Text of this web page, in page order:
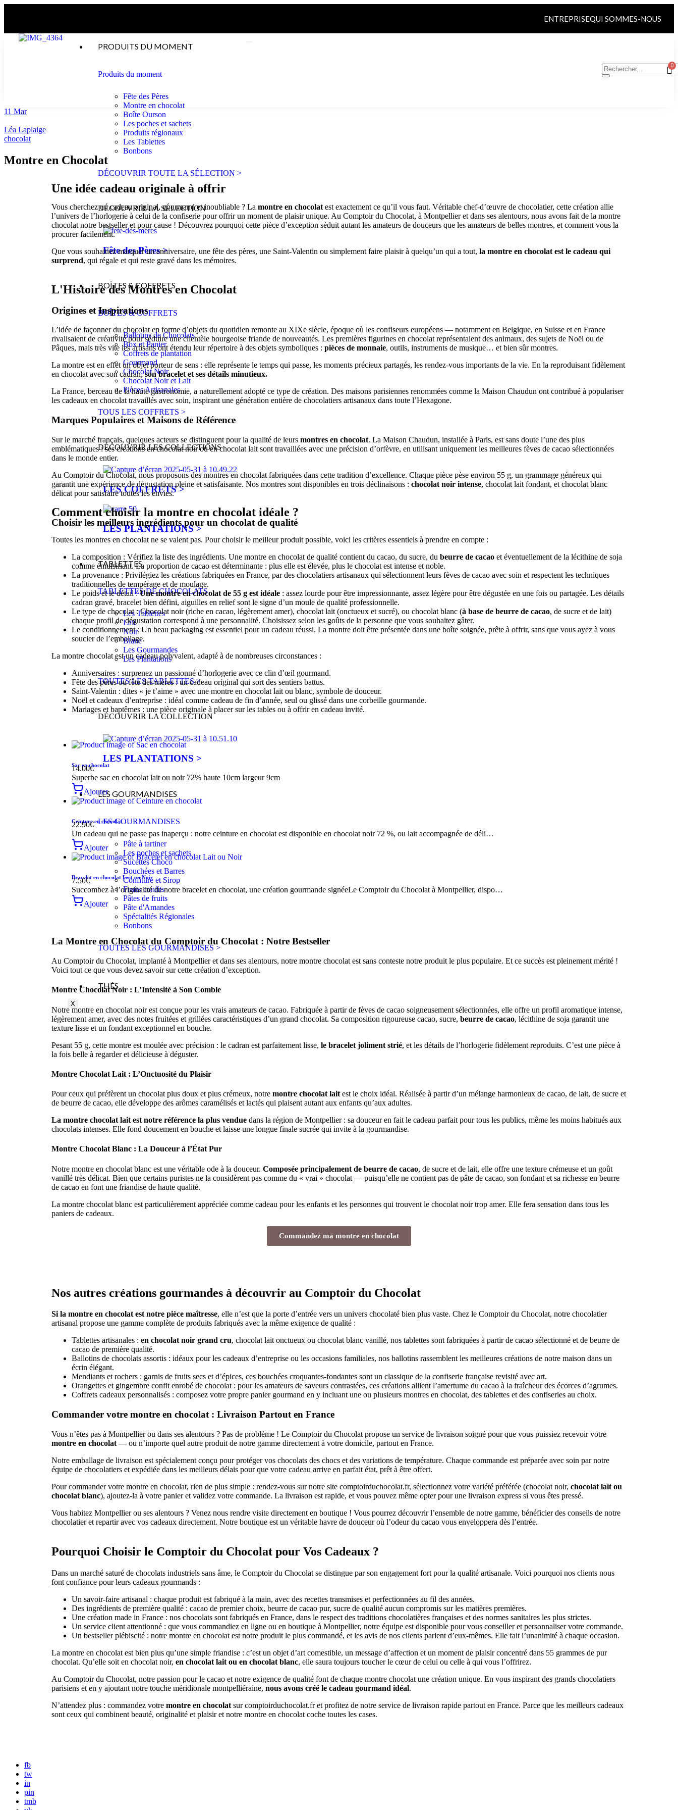
ENTREPRISEQUI SOMMES-NOUS
PRODUITS DU MOMENT
Produits du moment
Fête des Pères
Montre en chocolat
Boîte Ourson
Les poches et sachets
Produits régionaux
Les Tablettes
Bonbons
DÉCOUVRIR TOUTE LA SÉLECTION >
DÉCOUVRIR LA SÉLECTION
Fête des Pères >
BOÎTES & COFFRETS
BOÎTES & COFFRETS
Ballotins de Chocolats
Box et Panier
Coffrets de plantation
Gourmand
Chocolat Noir
Chocolat Noir et Lait
Pièces Artisanales
TOUS LES COFFRETS >
DÉCOUVRIR LES COLLECTIONS
LES COFFRETS >
LES PLANTATIONS >
TABLETTES
TABLETTES DE CHOCOLATS
Les Tablettes
Lait
Noir
Blanc
Les Gourmandes
Les Plantations
TOUTES LES TABLETTES >
DÉCOUVRIR LA COLLECTION
LES PLANTATIONS >
LES GOURMANDISES
LES GOURMANDISES
Pâte à tartiner
Les poches et sachets
Sucettes Choco
Bouchées et Barres
Confiture et Sirop
Fruits confits
Pâtes de fruits
Pâte d'Amandes
Spécialités Régionales
Bonbons
TOUTES LES GOURMANDISES >
THÉS
X
11 Mar
Léa Laplaige
chocolat
Montre en Chocolat
Une idée cadeau originale à offrir
Vous cherchez un cadeau original, gourmand et inoubliable ? La montre en chocolat est exactement ce qu’il vous faut. Véritable chef-d’œuvre de chocolatier, cette création allie
l’univers de l’horlogerie à celui de la confiserie pour offrir un moment de plaisir unique. Au Comptoir du Chocolat, à Montpellier et dans ses alentours, nous avons fait de la montre
chocolat notre bestseller et pour cause ! Découvrez pourquoi cette pièce d’exception séduit autant les amateurs de douceurs que les amateurs de belles montres, et comment vous la
procurer facilement.
Que vous souhaitiez marquer un anniversaire, une fête des pères, une Saint-Valentin ou simplement faire plaisir à quelqu’un qui a tout, la montre en chocolat est le cadeau qui
surprend, qui régale et qui reste gravé dans les mémoires.
L'Histoire des Montres en Chocolat
Origines et Inspirations
L’idée de façonner du chocolat en forme d’objets du quotidien remonte au XIXe siècle, époque où les confiseurs européens — notamment en Belgique, en Suisse et en France
rivalisaient de créativité pour séduire une clientèle bourgeoise friande de nouveautés. Les premières figurines en chocolat représentaient des animaux, des sujets de Noël ou de
Pâques, mais très vite les artisans ont étendu leur répertoire à des objets symboliques : pièces de monnaie, outils, instruments de musique… et bien sûr montres.
La montre est en effet un objet porteur de sens : elle représente le temps qui passe, les moments précieux partagés, les rendez-vous importants de la vie. En la reproduisant fidèlement
en chocolat avec son cadran,son bracelet et ses détails minutieux.
La France, berceau de la haute gastronomie, a naturellement adopté ce type de création. Des maisons parisiennes renommées comme la Maison Chaudun ont contribué à populariser
les cadeaux en chocolat travaillés avec soin, inspirant une génération entière de chocolatiers artisanaux dans toute l’Hexagone.
Marques Populaires et Maisons de Référence
Sur le marché français, quelques acteurs se distinguent pour la qualité de leurs montres en chocolat. La Maison Chaudun, installée à Paris, est sans doute l’une des plus
emblématiques : ses créations en chocolat noir ou en chocolat lait sont travaillées avec une précision d’orfèvre, en utilisant uniquement les meilleures fèves de cacao sélectionnées
dans le monde entier.
Au Comptoir du Chocolat, nous proposons des montres en chocolat fabriquées dans cette tradition d’excellence. Chaque pièce pèse environ 55 g, un grammage généreux qui
garantit une expérience de dégustation pleine et satisfaisante. Nos montres sont disponibles en trois déclinaisons : chocolat noir intense, chocolat lait fondant, et chocolat blanc
délicat pour satisfaire toutes les envies.
Comment choisir la montre en chocolat idéale ?
Choisir les meilleurs ingrédients pour un chocolat de qualité
Toutes les montres en chocolat ne se valent pas. Pour choisir le meilleur produit possible, voici les critères essentiels à prendre en compte :
La composition : Vérifiez la liste des ingrédients. Une montre en chocolat de qualité contient du cacao, du sucre, du beurre de cacao et éventuellement de la lécithine de soja
comme émulsifiant. La proportion de cacao est déterminante : plus elle est élevée, plus le chocolat est intense et noble.
La provenance : Privilégiez les créations fabriquées en France, par des chocolatiers artisanaux qui sélectionnent leurs fèves de cacao avec soin et respectent les techniques
traditionnelles de tempérage et de moulage.
Le poids et le détail :Une montre en chocolat de 55 g est idéale : assez lourde pour être impressionnante, assez légère pour être dégustée en une fois ou partagée. Les détails
cadran gravé, bracelet bien défini, aiguilles en relief sont le signe d’un moule de qualité professionnelle.
Le type de chocolat : Chocolat noir (riche en cacao, légèrement amer), chocolat lait (onctueux et sucré), ou chocolat blanc (à base de beurre de cacao, de sucre et de lait)
chaque profil de dégustation correspond à une personnalité. Choisissez selon les goûts de la personne que vous souhaitez gâter.
Le conditionnement : Un beau packaging est essentiel pour un cadeau réussi. La montre doit être présentée dans une boîte soignée, prête à offrir, sans que vous ayez à vous
soucier de l’emballage.
La montre chocolat est un cadeau polyvalent, adapté à de nombreuses circonstances :
Anniversaires : surprenez un passionné d’horlogerie avec ce clin d’œil gourmand.
Fête des pères ou fête des mères : un cadeau original qui sort des sentiers battus.
Saint-Valentin : dites « je t’aime » avec une montre en chocolat lait ou blanc, symbole de douceur.
Noël et cadeaux d’entreprise : idéal comme cadeau de fin d’année, seul ou glissé dans une corbeille gourmande.
Mariages et baptêmes : une pièce originale à placer sur les tables ou à offrir en cadeau invité.
Sac en chocolat
14.00€
Superbe sac en chocolat lait ou noir 72% haute 10cm largeur 9cm
Ajouter
Ceinture en chocolat
22.90€
Un cadeau qui ne passe pas inaperçu : notre ceinture en chocolat est disponible en chocolat noir 72 %, ou lait accompagnée de déli…
Ajouter
Bracelet en chocolat Lait ou Noir
7.50€
Succombez à l’originalité de notre bracelet en chocolat, une création gourmande signéeLe Comptoir du Chocolat à Montpellier, dispo…
Ajouter
La Montre en Chocolat du Comptoir du Chocolat : Notre Bestseller
Au Comptoir du Chocolat, implanté à Montpellier et dans ses alentours, notre montre chocolat est sans conteste notre produit le plus populaire. Et ce succès est pleinement mérité !
Voici tout ce que vous devez savoir sur cette création d’exception.
Montre Chocolat Noir : L’Intensité à Son Comble
Notre montre en chocolat noir est conçue pour les vrais amateurs de cacao. Fabriquée à partir de fèves de cacao soigneusement sélectionnées, elle offre un profil aromatique intense,
légèrement amer, avec des notes fruitées et grillées caractéristiques d’un grand chocolat. Sa composition rigoureuse cacao, sucre, beurre de cacao, lécithine de soja garantit une
texture lisse et un fondant exceptionnel en bouche.
Pesant 55 g, cette montre est moulée avec précision : le cadran est parfaitement lisse, le bracelet joliment strié, et les détails de l’horlogerie fidèlement reproduits. C’est une pièce à
la fois belle à regarder et délicieuse à déguster.
Montre Chocolat Lait : L’Onctuosité du Plaisir
Pour ceux qui préfèrent un chocolat plus doux et plus crémeux, notre montre chocolat lait est le choix idéal. Réalisée à partir d’un mélange harmonieux de cacao, de lait, de sucre et
de beurre de cacao, elle développe des arômes caramélisés et lactés qui plaisent autant aux enfants qu’aux adultes.
La montre chocolat lait est notre référence la plus vendue dans la région de Montpellier : sa douceur en fait le cadeau parfait pour tous les publics, même les moins habitués aux
chocolats intenses. Elle fond doucement en bouche et laisse une longue finale sucrée qui invite à la gourmandise.
Montre Chocolat Blanc : La Douceur à l’État Pur
Notre montre en chocolat blanc est une véritable ode à la douceur. Composée principalement de beurre de cacao, de sucre et de lait, elle offre une texture crémeuse et un goût
vanillé très délicat. Bien que certains puristes ne la considèrent pas comme du « vrai » chocolat — puisqu’elle ne contient pas de pâte de cacao, son fondant et sa richesse en beurre
de cacao en font une friandise de haute qualité.
La montre chocolat blanc est particulièrement appréciée comme cadeau pour les enfants et les personnes qui trouvent le chocolat noir trop amer. Elle fera sensation dans tous les
paniers de cadeaux.
Commandez ma montre en chocolat
Nos autres créations gourmandes à découvrir au Comptoir du Chocolat
Si la montre en chocolat est notre pièce maîtresse, elle n’est que la porte d’entrée vers un univers chocolaté bien plus vaste. Chez le Comptoir du Chocolat, notre chocolatier
artisanal propose une gamme complète de produits fabriqués avec la même exigence de qualité :
Tablettes artisanales : en chocolat noir grand cru, chocolat lait onctueux ou chocolat blanc vanillé, nos tablettes sont fabriquées à partir de cacao sélectionné et de beurre de
cacao de première qualité.
Ballotins de chocolats assortis : idéaux pour les cadeaux d’entreprise ou les occasions familiales, nos ballotins rassemblent les meilleures créations de notre maison dans un
écrin élégant.
Mendiants et rochers : garnis de fruits secs et d’épices, ces bouchées croquantes-fondantes sont un classique de la confiserie française revisité avec art.
Orangettes et gingembre confit enrobé de chocolat : pour les amateurs de saveurs contrastées, ces créations allient l’amertume du cacao à la fraîcheur des écorces d’agrumes.
Coffrets cadeaux personnalisés : composez votre propre panier gourmand en y incluant une ou plusieurs montres en chocolat, des tablettes et des confiseries au choix.
Commander votre montre en chocolat : Livraison Partout en France
Vous n’êtes pas à Montpellier ou dans ses alentours ? Pas de problème ! Le Comptoir du Chocolat propose un service de livraison soigné pour que vous puissiez recevoir votre
montre en chocolat — ou n’importe quel autre produit de notre gamme directement à votre domicile, partout en France.
Notre emballage de livraison est spécialement conçu pour protéger vos chocolats des chocs et des variations de température. Chaque commande est préparée avec soin par notre
équipe de chocolatiers et expédiée dans les meilleurs délais pour que votre cadeau arrive en parfait état, prêt à être offert.
Pour commander votre montre en chocolat, rien de plus simple : rendez-vous sur notre site comptoirduchocolat.fr, sélectionnez votre variété préférée (chocolat noir, chocolat lait ou
chocolat blanc), ajoutez-la à votre panier et validez votre commande. La livraison est rapide, et vous pouvez même opter pour une livraison express si vous êtes pressé.
Vous habitez Montpellier ou ses alentours ? Venez nous rendre visite directement en boutique ! Vous pourrez découvrir l’ensemble de notre gamme, bénéficier des conseils de notre
chocolatier et repartir avec vos cadeaux directement. Notre boutique est un véritable havre de douceur où l’odeur du cacao vous enveloppera dès l’entrée.
Pourquoi Choisir le Comptoir du Chocolat pour Vos Cadeaux ?
Dans un marché saturé de chocolats industriels sans âme, le Comptoir du Chocolat se distingue par son engagement fort pour la qualité artisanale. Voici pourquoi nos clients nous
font confiance pour leurs cadeaux gourmands :
Un savoir-faire artisanal : chaque produit est fabriqué à la main, avec des recettes transmises et perfectionnées au fil des années.
Des ingrédients de première qualité : cacao de premier choix, beurre de cacao pur, sucre de qualité aucun compromis sur les matières premières.
Une création made in France : nos chocolats sont fabriqués en France, dans le respect des traditions chocolatières françaises et des normes sanitaires les plus strictes.
Un service client attentionné : que vous commandiez en ligne ou en boutique à Montpellier, notre équipe est disponible pour vous conseiller et personnaliser votre commande.
Un bestseller plébiscité : notre montre en chocolat est notre produit le plus commandé, et les avis de nos clients parlent d’eux-mêmes. Elle fait l’unanimité à chaque occasion.
La montre en chocolat est bien plus qu’une simple friandise : c’est un objet d’art comestible, un message d’affection et un moment de plaisir concentré dans 55 grammes de pur
chocolat. Qu’elle soit en chocolat noir, en chocolat lait ou en chocolat blanc, elle saura toujours toucher le cœur de celui ou celle à qui vous l’offrirez.
Au Comptoir du Chocolat, notre passion pour le cacao et notre exigence de qualité font de chaque montre chocolat une création unique. En vous inspirant des grands chocolatiers
parisiens et en y ajoutant notre touche méridionale montpelliéraine, nous avons créé le cadeau gourmand idéal.
N’attendez plus : commandez votre montre en chocolat sur comptoirduchocolat.fr et profitez de notre service de livraison rapide partout en France. Parce que les meilleurs cadeaux
sont ceux qui combinent beauté, originalité et plaisir et notre montre en chocolat coche toutes les cases.
fb
tw
in
pin
tmb